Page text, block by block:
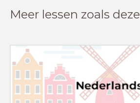
Meer lessen zoals deze